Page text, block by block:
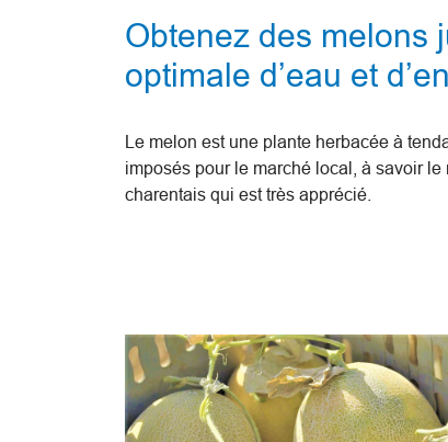
Obtenez des melons
optimale d’eau et
Le melon est une plante herbacée à
imposés pour le marché local, à savoir le
charentais qui est très apprécié.